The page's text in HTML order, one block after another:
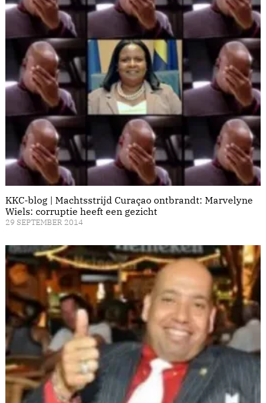
KKC-blog | Machtsstrijd Curaçao ontbrandt: Marvelyne
Wiels: corruptie heeft een gezicht
29 SEPTEMBER 2014